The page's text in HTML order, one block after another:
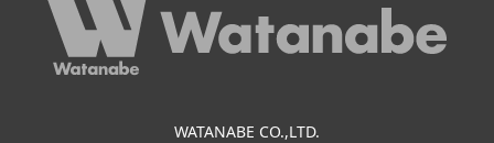
WATANABE CO.,LTD.